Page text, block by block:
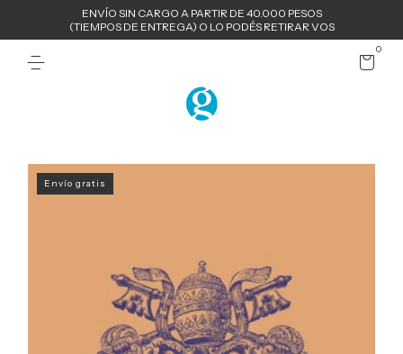
ENVÍO SIN CARGO A PARTIR DE 40.000 PESOS
(TIEMPOS DE ENTREGA) O LO PODÉS RETIRAR VOS
0
Envío gratis